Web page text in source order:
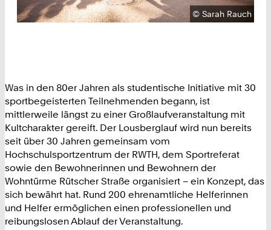
Urheberrecht:
©Sarah Rauch
Was in den 80er Jahren als studentische Initiative mit 30
sportbegeisterten Teilnehmenden begann, ist
mittlerweile längst zu einer Großlaufveranstaltung mit
Kultcharakter gereift. Der Lousberglauf wird nun bereits
seit über 30 Jahren gemeinsam vom
Hochschulsportzentrum der RWTH, dem Sportreferat
sowie den Bewohnerinnen und Bewohnern der
Wohntürme Rütscher Straße organisiert – ein Konzept, das
sich bewährt hat. Rund 200 ehrenamtliche Helferinnen
und Helfer ermöglichen einen professionellen und
reibungslosen Ablauf der Veranstaltung.